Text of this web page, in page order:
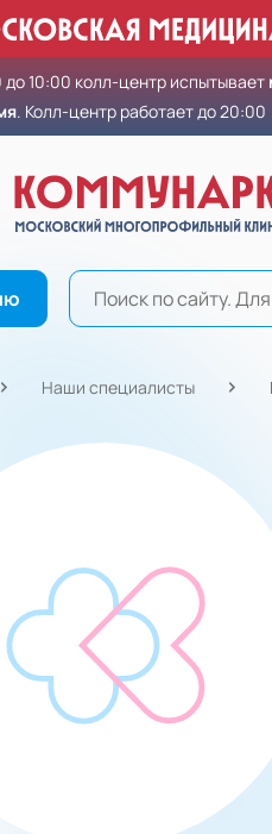
10:00 колл-центр испытывает
. Колл-центр работает до 20:00
Наши специалисты